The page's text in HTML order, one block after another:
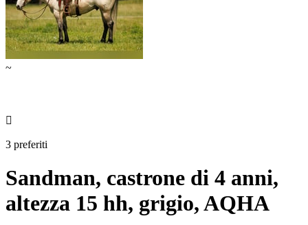
~

3 preferiti
Sandman, castrone di 4 anni,
altezza 15 hh, grigio, AQHA